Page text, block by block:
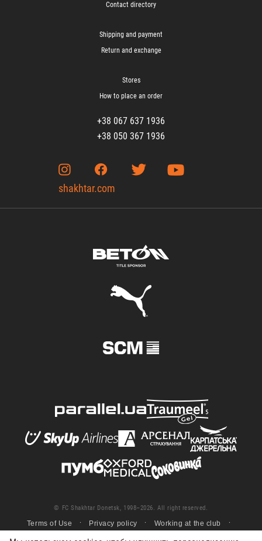
Contact directory
Shipping and payment
Return and exchange
Stores
How to place an order
+38 067 637 1936
+38 050 367 1936
shakhtar.com
© FC Shakhtar Donetsk, 1998–2026. All right reserved.
Terms of Use Privacy policy Working at the club